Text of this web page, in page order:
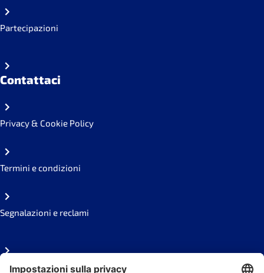
Partecipazioni
Contattaci
Privacy & Cookie Policy
Termini e condizioni
Segnalazioni e reclami
FAQ